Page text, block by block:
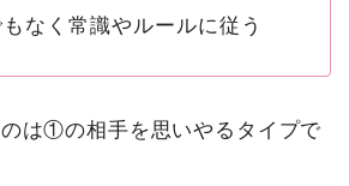
なく常識やルールに従う
は①の相手を思いやるタイプで